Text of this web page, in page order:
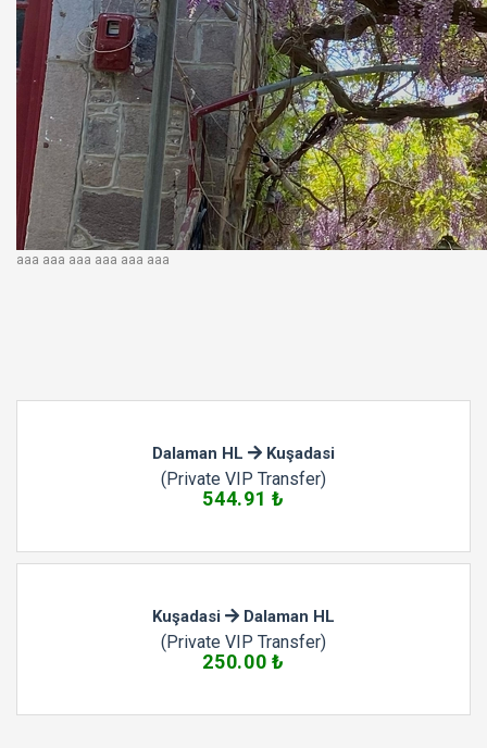
aaa aaa aaa aaa aaa aaa
Dalaman HL Kuşadasi
(Private VIP Transfer)
544.91 ₺
Kuşadasi Dalaman HL
(Private VIP Transfer)
250.00 ₺